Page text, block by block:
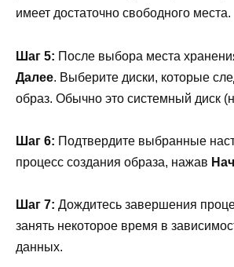
имеет достаточно свободного места.
Шаг 5: После выбора места
Далее. Выберите диски, которые
образ. Обычно это системный диск
Шаг 6: Подтвердите выбранные
процесс создания образа, нажав
Шаг 7: Дождитесь завершения
занять некоторое время в
данных.